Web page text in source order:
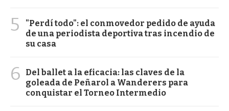
5
"Perdí todo": el conmovedor pedido de ayuda
de una periodista deportiva tras incendio de
su casa
6
Del ballet a la eficacia: las claves de la
goleada de Peñarol a Wanderers para
conquistar el Torneo Intermedio